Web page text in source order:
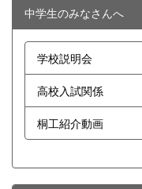
中学生のみなさんへ
学校説明会
高校入試関係
桐工紹介動画